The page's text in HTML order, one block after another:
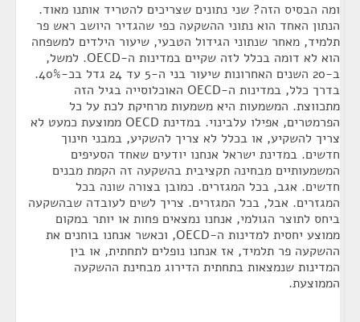
ומה הבסיס הזה? שני נתונים שצריכים להטריד אותנו מאוד.
הנתון האחד הוא נתוני ההשקעה כפי שהגדיר היושב ראש פר
תלמיד, מאחר שנתוני הגידול הטבעי, שיעור הילדים למשפחה
הוא לא דומה בכלל לזה שקיים במדינות ה-OECD. למשל,
ב-20 השנים האחרונות שיעור בני ה-5 עד 24 גדל בכ-40%.
בדרך כלל, במדינות ה-OECD האוכלוסייה בגיל הזה
מתכווצת. המשמעות היא משמעות מרחיקת לכת על כל
הפרמטרים, אפילו עלבינוי. במדינת OECD ממוצעת כמעט לא
צריך להשקיע, או בכלל לא צריך להשקיע, במבני חינוך
חדשים. במדינת ישראל אנחנו יודעים שאחד הסעיפים
המשמעותיים מבחינה תקציבית בהשקעה זה הקמת מבנים
חדשים. אגב, בכל המגזרים. כמובן בצורה שונה בכל
המגזרים. אבל, בכל המגזרים. צריך לשים לעובדה שבהשקעה
ביחס לתוצר הגולמי, אנחנו נמצאים פחות או יותר במקום
ממוצע יחסית למדינות ה-OECD, וכאשר אנחנו בוחנים את
ההשקעה פר תלמיד, אז אנחנו נופלים לתחתית, או בין
המדינות שנמצאות בתחתית הדירוג מבחינת ההשקעה
הממוצעת.